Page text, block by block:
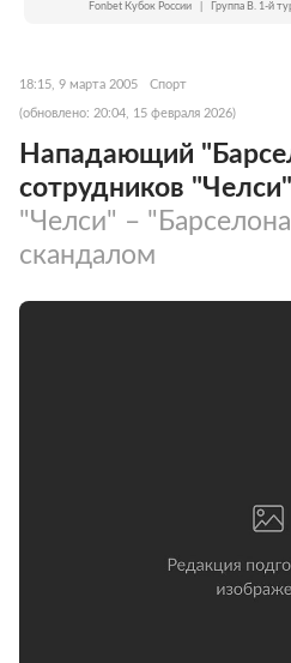
Fonbet Кубок России Группа B. 1-й
18:15, 9 марта 2005 Спорт
(обновлено: 20:04, 15 февраля 2026)
Нападающий
сотрудников
"Челси" –
скандалом